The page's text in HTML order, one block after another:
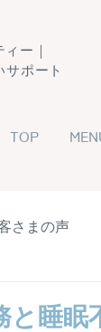
ー｜
ポート
TOP
さまの声
と睡眠